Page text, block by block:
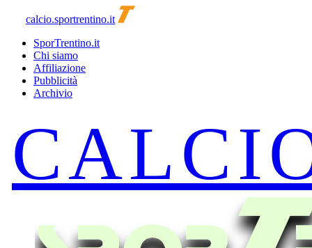
calcio.sportrentino.it
SporTrentino.it
Chi siamo
Affiliazione
Pubblicità
Archivio